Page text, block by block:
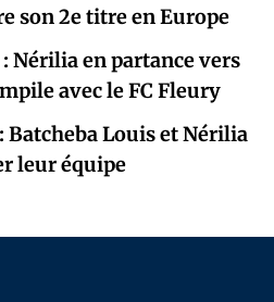
son 2e titre en Europe
Nérilia en partance vers
avec le FC Fleury
Louis et Nérilia
leur équipe